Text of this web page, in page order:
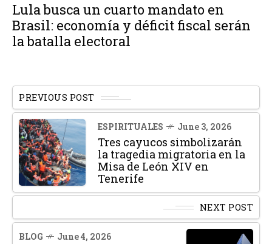
Lula busca un cuarto mandato en
Brasil: economía y déficit fiscal serán
la batalla electoral
PREVIOUS POST
ESPIRITUALES June 3, 2026
Tres cayucos simbolizarán
la tragedia migratoria en la
Misa de León XIV en
Tenerife
NEXT POST
BLOG June 4, 2026